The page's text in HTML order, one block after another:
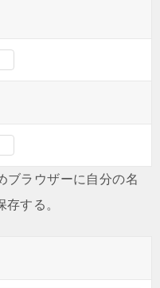
ブラウザーに自分の名
する。